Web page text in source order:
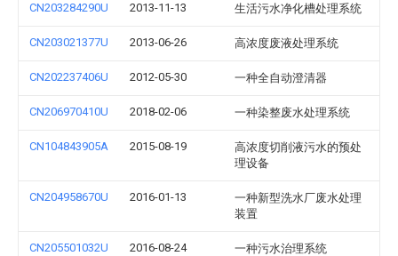
CN203284290U 2013-11-13 生活污水净化槽处理系统
CN203021377U 2013-06-26 高浓度废液处理系统
CN202237406U 2012-05-30 一种全自动澄清器
CN206970410U 2018-02-06 一种染整废水处理系统
CN104843905A 2015-08-19
高浓度切削液污水的预处
理设备
CN204958670U 2016-01-13
一种新型洗水厂废水处理
装置
CN205501032U 2016-08-24 一种污水治理系统